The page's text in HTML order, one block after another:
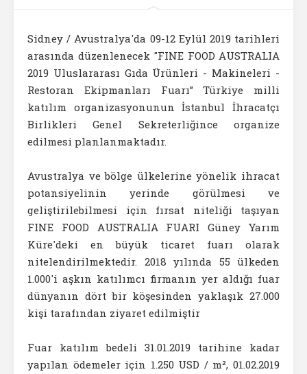
Sidney / Avustralya'da 09-12 Eylül 2019 tarihleri
arasında düzenlenecek "FINE FOOD AUSTRALIA
2019 Uluslararası Gıda Ürünleri - Makineleri -
Restoran Ekipmanları Fuarı” Türkiye milli
katılım organizasyonunun İstanbul İhracatçı
Birlikleri Genel Sekreterliğince organize
edilmesi planlanmaktadır.
Avustralya ve bölge ülkelerine yönelik ihracat
potansiyelinin yerinde görülmesi ve
geliştirilebilmesi için fırsat niteliği taşıyan
FINE FOOD AUSTRALIA FUARI Güney Yarım
Küre'deki en büyük ticaret fuarı olarak
nitelendirilmektedir. 2018 yılında 55 ülkeden
1.000'i aşkın katılımcı firmanın yer aldığı fuar
dünyanın dört bir köşesinden yaklaşık 27.000
kişi tarafından ziyaret edilmiştir
Fuar katılım bedeli 31.01.2019 tarihine kadar
yapılan ödemeler için 1.250 USD / m², 01.02.2019